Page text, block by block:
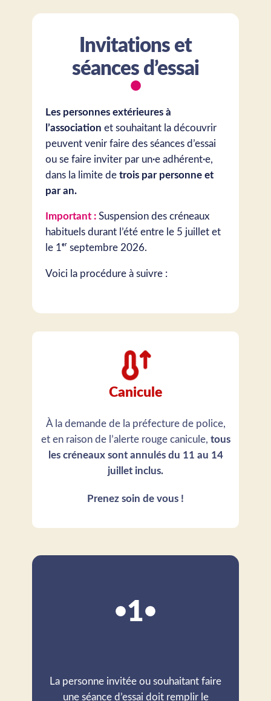
Invitations et
séances d’essai
Les personnes extérieures à
l’association et souhaitant la découvrir
peuvent venir faire des séances d’essai
ou se faire inviter par un·e adhérent·e,
dans la limite detrois par personne et
par an.
Important : Suspension des créneaux
habituels durant l’été entre le 5 juillet et
le 1ᵉʳ septembre 2026.
Voici la procédure à suivre :
Canicule
À la demande de la préfecture de police,
et en raison de l’alerte rouge canicule, tous
les créneaux sont annulés du 11 au 14
juillet inclus.
Prenez soin de vous !
1
La personne invitée ou souhaitant faire
une séance d’essai doit remplir le